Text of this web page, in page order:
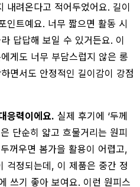
내려온다고 적어두었어요. 길이
인트예요. 너무 짧으면 활동 시
답답해 보일 수 있거든요. 이
게도 너무 부담스럽지 않은 롱
면서도 안정적인 길이감이 강점
응력이에요. 실제 후기에 ‘두께
단순히 얇고 흐물거리는 원피
꺼우면 봄가을 활용이 어렵고,
걱정되는데, 이 제품은 중간 정
쓰기 좋아 보여요. 이런 원피스